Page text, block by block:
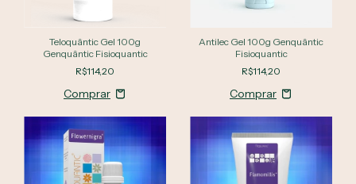
Teloquântic Gel 100g
Genquântic Fisioquantic
R$114,20
Antilec Gel 100g Genquântic
Fisioquantic
R$114,20